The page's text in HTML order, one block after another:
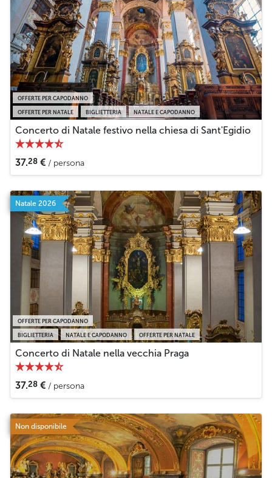
OFFERTE PER NATALE BIGLIETTERIA NATALE E CAPODANNO
OFFERTE PER CAPODANNO
Concerto di Natale festivo nella chiesa di Sant'Egidio
37.28 € / persona
Natale 2026
BIGLIETTERIA NATALE E CAPODANNO OFFERTE PER NATALE
OFFERTE PER CAPODANNO
Concerto di Natale nella vecchia Praga
37.28 € / persona
Non disponibile